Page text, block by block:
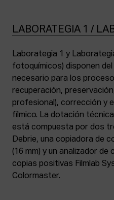
LABORATEGIA 1 /
Laborategia 1 y
fotoquímicos) disponen del
necesario para los
recuperación,
profesional), corrección y
fílmico. La dotación
está compuesta por dos
Debrie, una copiadora de
(16 mm) y un analizador
copias positivas Filmlab
Colormaster.